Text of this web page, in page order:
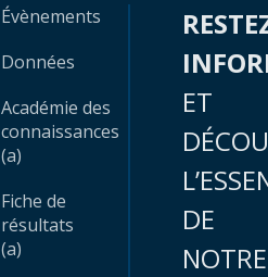
Évènements
Données
Académie des
connaissances
(a)
Fiche de
résultats
(a)
ET
DE
NOTRE